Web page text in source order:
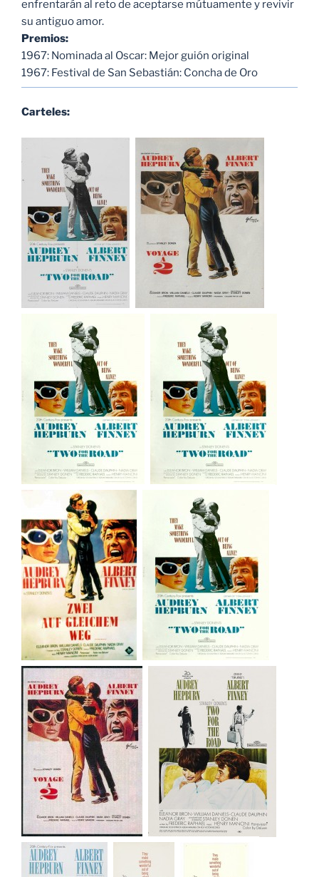
enfrentarán al reto de aceptarse mútuamente y revivir
su antiguo amor.
Premios:
1967: Nominada al Oscar: Mejor guión original
1967: Festival de San Sebastián: Concha de Oro
Carteles: